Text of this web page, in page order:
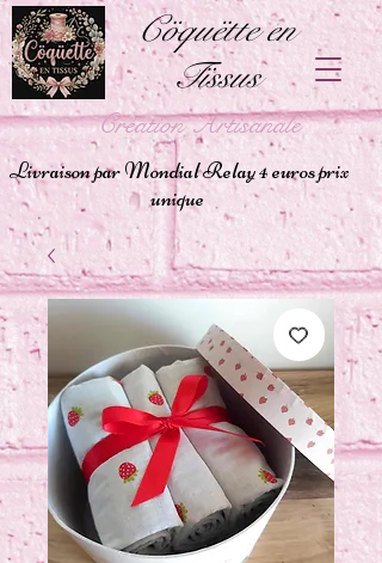
Cöquëtte en
Tïssus
Création Artisanale
Livraison par Mondial Relay 4 euros prix
unique